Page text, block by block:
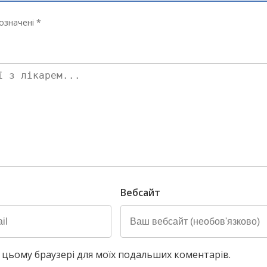
*
Вебсайт
браузері для моїх подальших коментарів.